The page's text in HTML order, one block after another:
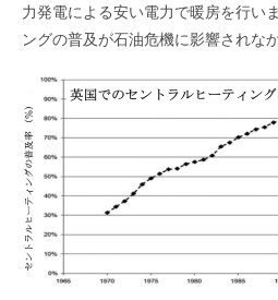
力発電による安い電力で暖房を行い
ングの普及が石油危機に影響されな